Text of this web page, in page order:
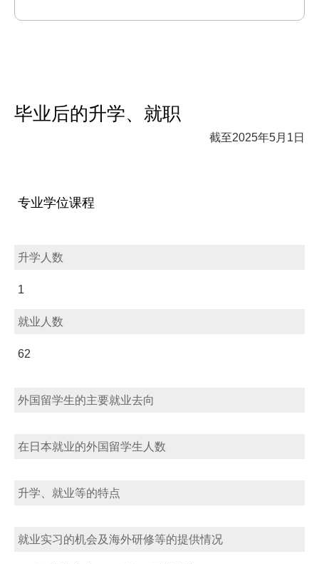
毕业后的升学、就职
截至2025年5月1日
专业学位课程
升学人数
1
就业人数
62
外国留学生的主要就业去向
在日本就业的外国留学生人数
升学、就业等的特点
就业实习的机会及海外研修等的提供情况